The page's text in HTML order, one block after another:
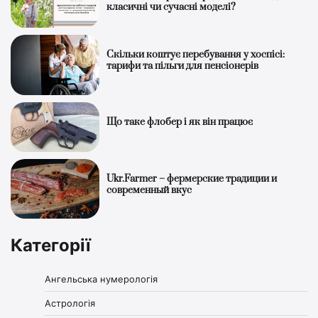
класичні чи сучасні моделі?
Скільки коштує перебування у хоспісі:
тарифи та пільги для пенсіонерів
Що таке флобер і як він працює
Ukr.Farmer – фермерские традиции и
современный вкус
Категорії
Ангельська нумерологія
Астрологія